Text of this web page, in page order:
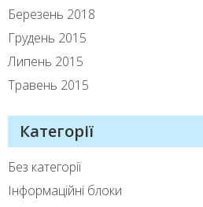
Березень 2018
Грудень 2015
Липень 2015
Травень 2015
Категорії
Без категорії
Інформаційні блоки